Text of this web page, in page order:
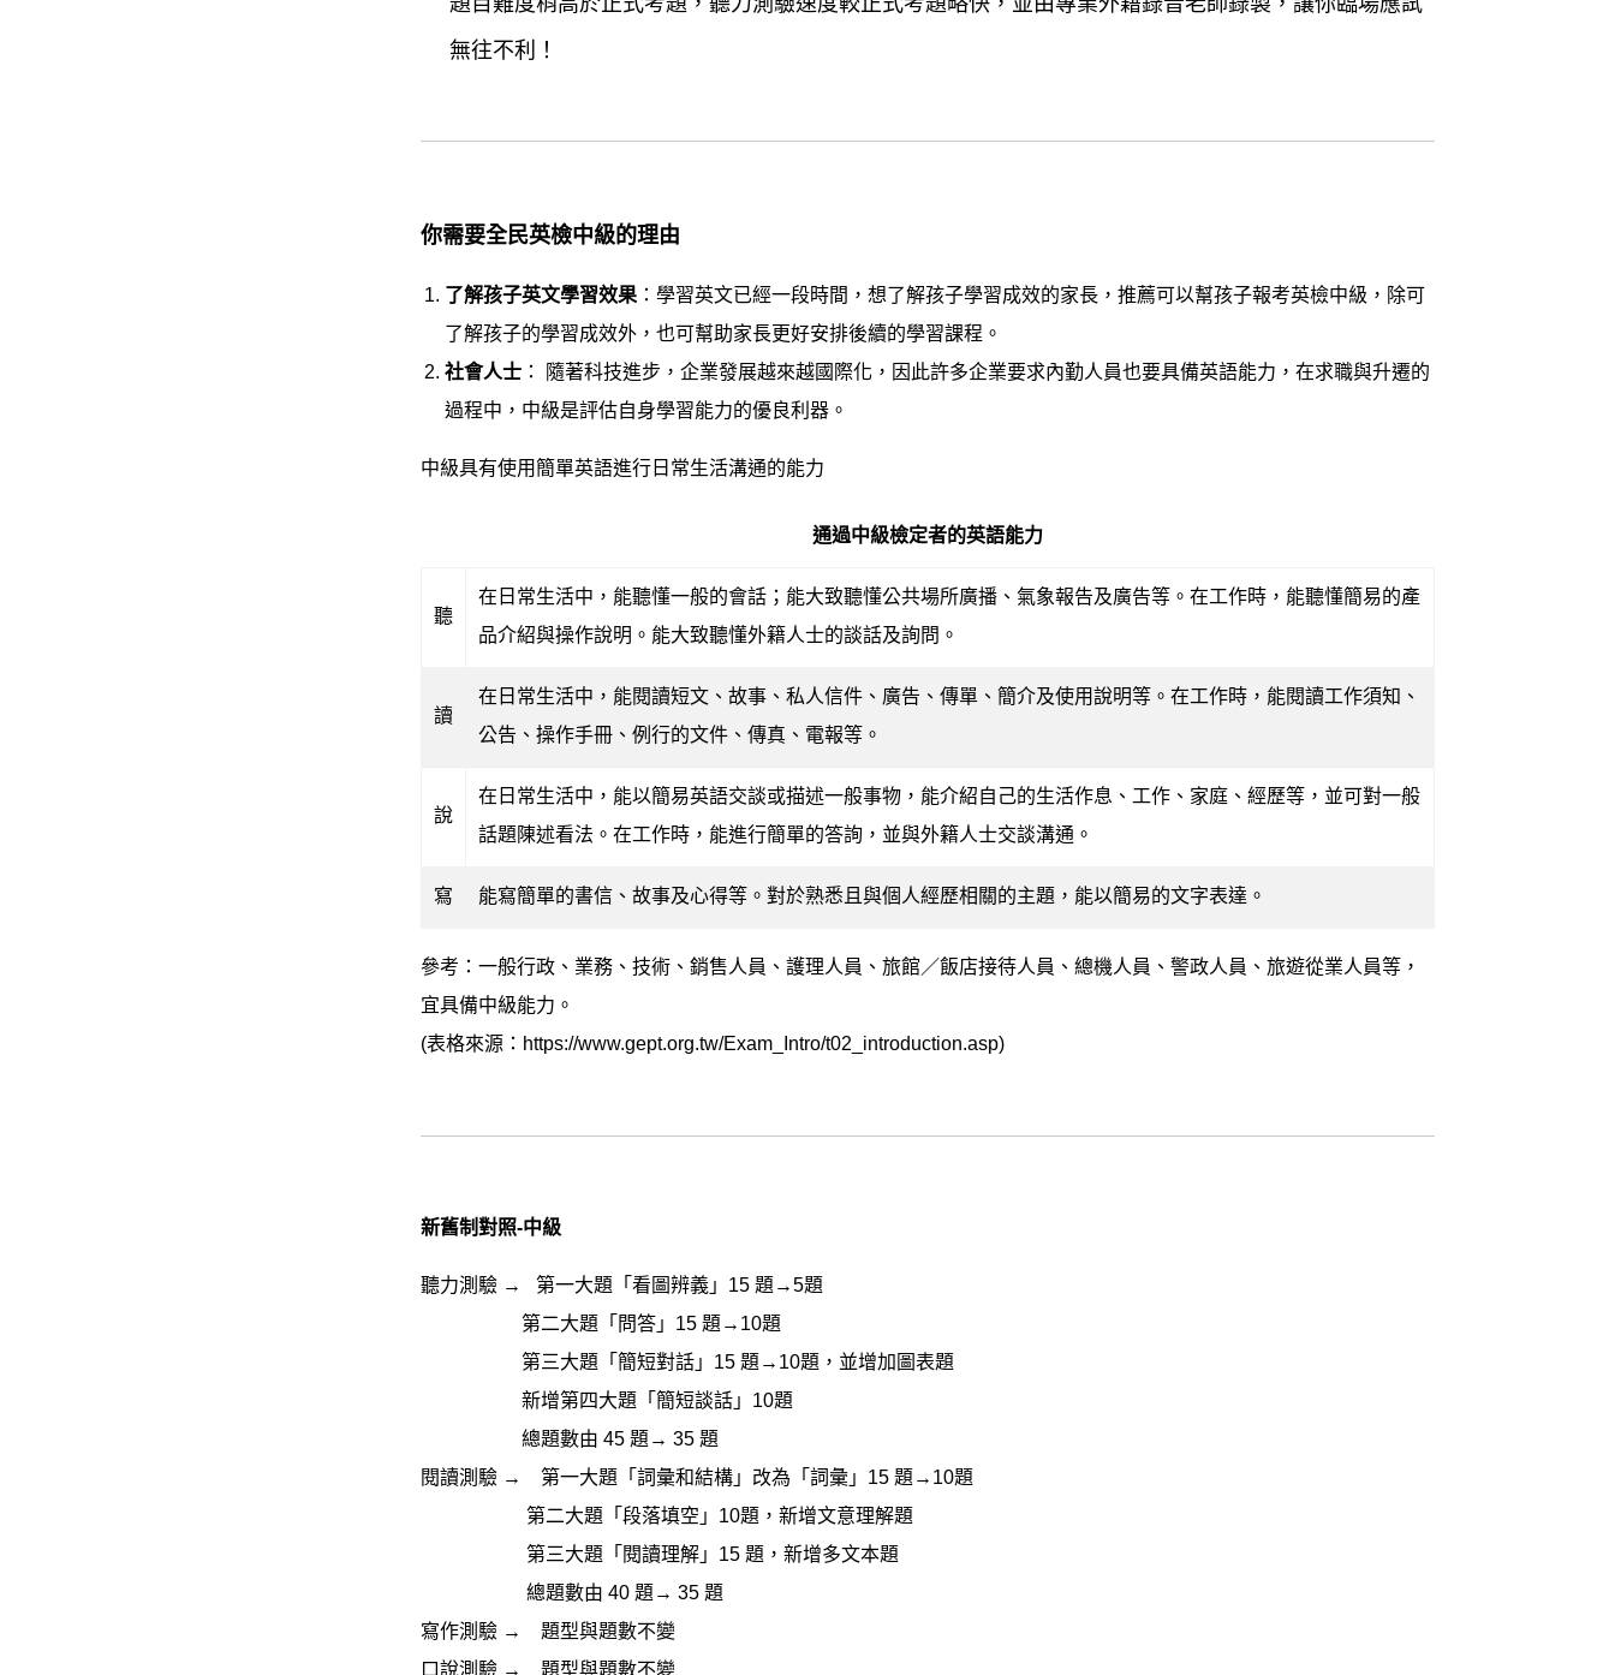
無往不利！
你需要全民英檢中級的理由
了解孩子英文學習效果 ：學習英文已經一段時間，想了解孩子學習成效的家長，推薦可以幫孩子報考英檢中級，除可
了解孩子的學習成效外，也可幫助家長更好安排後續的學習課程。
社會人士 ： 隨著科技進步，企業發展越來越國際化，因此許多企業要求內勤人員也要具備英語能力，在求職與升遷的
過程中，中級是評估自身學習能力的優良利器。
中級具有使用簡單英語進行日常生活溝通的能力
通過中級檢定者的英語能力
聽
在日常生活中，能聽懂一般的會話；能大致聽懂公共場所廣播、氣象報告及廣告等。在工作時，能聽懂簡易的產
品介紹與操作說明。能大致聽懂外籍人士的談話及詢問。
讀
在日常生活中，能閱讀短文、故事、私人信件、廣告、傳單、簡介及使用說明等。在工作時，能閱讀工作須知、
公告、操作手冊、例行的文件、傳真、電報等。
說
在日常生活中，能以簡易英語交談或描述一般事物，能介紹自己的生活作息、工作、家庭、經歷等，並可對一般
話題陳述看法。在工作時，能進行簡單的答詢，並與外籍人士交談溝通。
寫 能寫簡單的書信、故事及心得等。對於熟悉且與個人經歷相關的主題，能以簡易的文字表達。
參考：一般行政、業務、技術、銷售人員、護理人員、旅館／飯店接待人員、總機人員、警政人員、旅遊從業人員等，
宜具備中級能力。
(表格來源：https://www.gept.org.tw/Exam_Intro/t02_introduction.asp)
新舊制對照-中級
聽力測驗 → 第一大題「看圖辨義」15 題→5題
第二大題「問答」15 題→10題
第三大題「簡短對話」15 題→10題，並增加圖表題
新增第四大題「簡短談話」10題
總題數由 45 題→ 35 題
閱讀測驗 → 第一大題「詞彙和結構」改為「詞彙」15 題→10題
第二大題「段落填空」10題，新增文意理解題
第三大題「閱讀理解」15 題，新增多文本題
總題數由 40 題→ 35 題
寫作測驗 → 題型與題數不變
口說測驗 → 題型與題數不變